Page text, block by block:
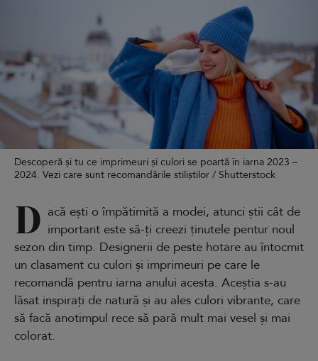
Descoperă și tu ce imprimeuri și culori se poartă în iarna 2023 –
2024. Vezi care sunt recomandările stiliștilor / Shutterstock
D acă ești o împătimită a modei, atunci știi cât de
important este să-ți creezi ținutele pentur noul
sezon din timp. Designerii de peste hotare au întocmit
un clasament cu culori și imprimeuri pe care le
recomandă pentru iarna anului acesta. Aceștia s-au
lăsat inspirați de natură și au ales culori vibrante, care
să facă anotimpul rece să pară mult mai vesel și mai
colorat.